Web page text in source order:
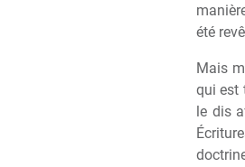
maniè
été revê
Mais
qui est
le dis